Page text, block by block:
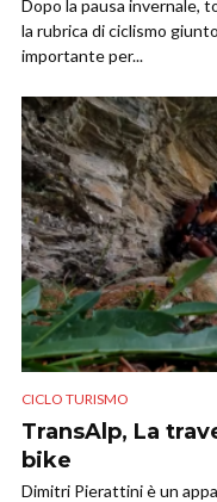
Dopo la pausa invernale,
la rubrica di ciclismo
importante per...
CICLO TURISMO
TransAlp, La
bike
Dimitri Pierattini è un